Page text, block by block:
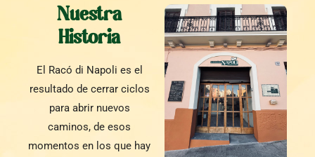
Nuestra
Historia
El Racó di Napoli es el
resultado de cerrar ciclos
para abrir nuevos
caminos, de esos
momentos en los que hay